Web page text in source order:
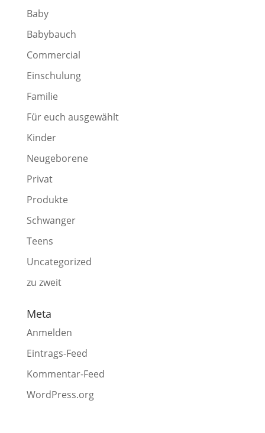
Baby
Babybauch
Commercial
Einschulung
Familie
Für euch ausgewählt
Kinder
Neugeborene
Privat
Produkte
Schwanger
Teens
Uncategorized
zu zweit
Meta
Anmelden
Eintrags-Feed
Kommentar-Feed
WordPress.org